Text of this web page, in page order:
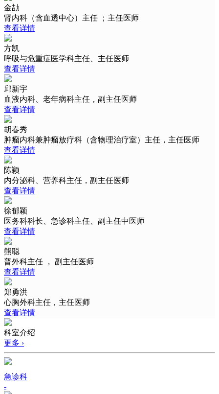
金劼
肾内科（含血透中心）主任 ；主任医师
查看详情
方凯
呼吸与危重症医学科主任、主任医师
查看详情
邱新宇
血液内科、老年病科主任，副主任医师
查看详情
胡春秀
肿瘤内科兼肿瘤放疗科（含物理治疗室）主任，主任医师
查看详情
陈颖
内分泌科、营养科主任，副主任医师
查看详情
徐郁颖
医务科科长、急诊科主任、副主任中医师
查看详情
熊聪
普外科主任 ， 副主任医师
查看详情
郑勇洪
心胸外科主任，主任医师
查看详情
科室介绍
更多 ›
急诊科
-